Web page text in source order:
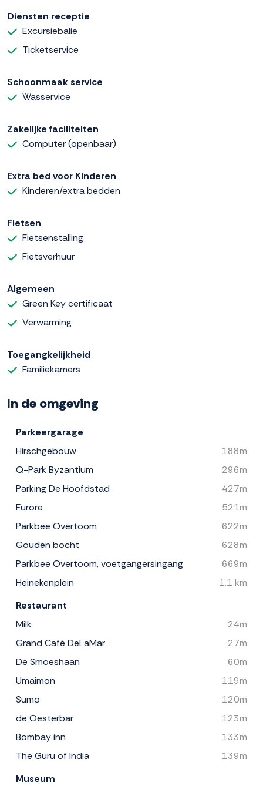
Diensten receptie
Excursiebalie
Ticketservice
Schoonmaak service
Wasservice
Zakelijke faciliteiten
Computer (openbaar)
Extra bed voor Kinderen
Kinderen/extra bedden
Fietsen
Fietsenstalling
Fietsverhuur
Algemeen
Green Key certificaat
Verwarming
Toegangkelijkheid
Familiekamers
In de omgeving
Parkeergarage
Hirschgebouw
188m
Q-Park Byzantium
296m
Parking De Hoofdstad
427m
Furore
521m
Parkbee Overtoom
622m
Gouden bocht
628m
Parkbee Overtoom, voetgangersingang
669m
Heinekenplein
1.1 km
Restaurant
Milk
24m
Grand Café DeLaMar
27m
De Smoeshaan
60m
Umaimon
119m
Sumo
120m
de Oesterbar
123m
Bombay inn
133m
The Guru of India
139m
Museum